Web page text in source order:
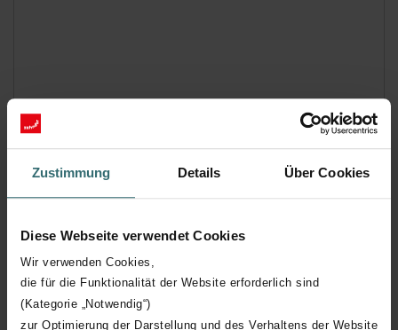
Zustimmung Details Über Cookies
Diese Webseite verwendet Cookies
Wir verwenden Cookies,
die für die Funktionalität der Website erforderlich sind
(Kategorie „Notwendig“)
zur Optimierung der Darstellung und des Verhaltens der Website